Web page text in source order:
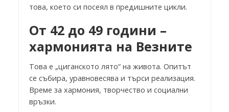
това, което си посеял в предишните цикли.
От 42 до 49 години –
хармонията на Везните
Това е „циганското лято“ на живота. Опитът
се събира, уравновесява и търси реализация.
Време за хармония, творчество и социални
връзки.